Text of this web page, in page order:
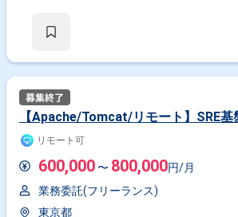
【Apache/Tomcat/リモート】SRE
リモート可
600,000 〜 800,000円/月
業務委託(フリーランス)
東京都